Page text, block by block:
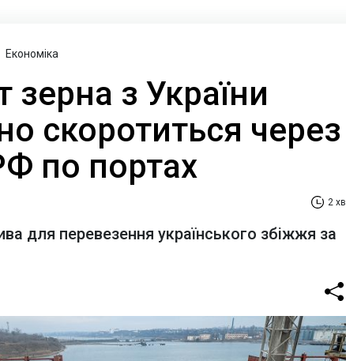
Економіка
зерна з України
скоротиться через
по портах
2 хв
для перевезення українського збіжжя за